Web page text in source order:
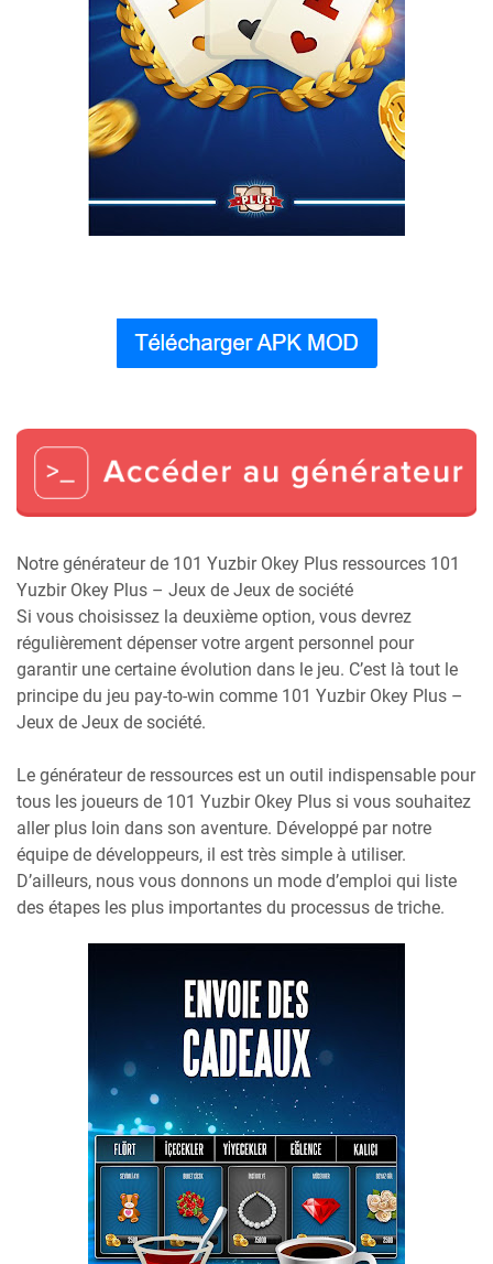
Notre générateur de 101 Yuzbir Okey Plus ressources 101
Yuzbir Okey Plus – Jeux de Jeux de société
Si vous choisissez la deuxième option, vous devrez
régulièrement dépenser votre argent personnel pour
garantir une certaine évolution dans le jeu. C’est là tout le
principe du jeu pay-to-win comme 101 Yuzbir Okey Plus –
Jeux de Jeux de société.
Le générateur de ressources est un outil indispensable pour
tous les joueurs de 101 Yuzbir Okey Plus si vous souhaitez
aller plus loin dans son aventure. Développé par notre
équipe de développeurs, il est très simple à utiliser.
D’ailleurs, nous vous donnons un mode d’emploi qui liste
des étapes les plus importantes du processus de triche.